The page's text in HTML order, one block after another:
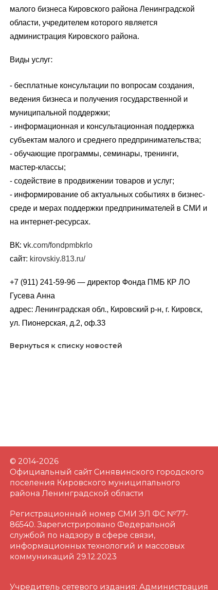
малого бизнеса Кировского района Ленинградской
области, учредителем которого является
администрация Кировского района.
Виды услуг:
- бесплатные консультации по вопросам создания,
ведения бизнеса и получения государственной и
муниципальной поддержки;
- информационная и консультационная поддержка
субъектам малого и среднего предпринимательства;
- обучающие программы, семинары, тренинги,
мастер-классы;
- содействие в продвижении товаров и услуг;
- информирование об актуальных событиях в бизнес-
среде и мерах поддержки предпринимателей в СМИ и
на интернет-ресурсах.
ВК: vk.com/fondpmbkrlo
сайт: kirovskiy.813.ru/
+7 (911) 241-59-96 — директор Фонда ПМБ КР ЛО
Гусева Анна
адрес: Ленинградская обл., Кировский р-н, г. Кировск,
ул. Пионерская, д.2, оф.33
Вернуться к списку новостей
© 2014-2026
Официальный сайт Синявинского городского
поселения Кировского муниципального
района Ленинградской области
Регистрационный номер СМИ ЭЛ ФС №77-
86540. Зарегистрировано Федеральной
службой по надзору в сфере связи,
информационных технологий и массовых
коммуникаций 29.12.2023
Учредитель сетевого издания: Администрация